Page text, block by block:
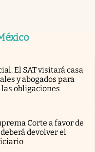
El SAT visitará casa
y abogados para
obligaciones
Corte a favor de
devolver el